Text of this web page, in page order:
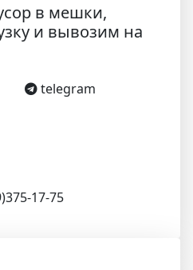
в мешки,
и вывозим на
telegram
17-75